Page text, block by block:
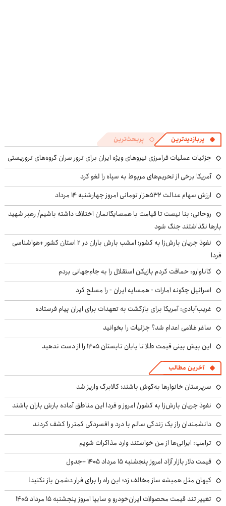
پربازدیدترین پربحث‌ترین
جزئیات عملیات فرامرزی نیروهای ویژه ایران برای ترور سران گروه‌های تروریستی
آمریکا برخی از تحریم‌های مربوط به سپاه را لغو کرد
ارزش سهام عدالت ۵۳۲هزار تومانی امروز چهارشنبه ۱۴ مرداد
روحانی: بنا نیست تا قیامت با همسایگانمان اختلاف داشته باشیم/ رهبر شهید
بارها نگذاشتند جنگ شود
نفوذ جریان بارش‌زا به کشور؛ امشب بارش باران در ۲ استان کشور +هواشناسی
فردا
کاناوارو: حماقت کردم بازیکن استقلال را به جام‌جهانی بردم
اسرائیل چگونه امارات - همسایه ایران - را مسلح کرد
غریب‌آبادی: آمریکا برای بازگشت به تعهدات برای ایران پیام فرستاده
ساغر غلامی اعدام شد؟ جزئیات را بخوانید
این پیش بینی قیمت طلا تا پایان تابستان ۱۴۰۵ را از دست ندهید
آخرین مطالب
سرپرستان خانوارها به‌گوش باشند؛ کالابرگ واریز شد
نفوذ جریان بارش‌زا به کشور/ امروز و فردا این مناطق آماده بارش باران باشند
دانشمندان راز یک زندگی سالم با درد و افسردگی کمتر را کشف کردند
ترامپ: ایرانی‌ها از من خواستند وارد مذاکرات شویم
قیمت دلار بازار آزاد امروز پنجشنبه ۱۵ مرداد ۱۴۰۵ +جدول
کیهان مثل همیشه ساز مخالف زد؛ این راه را برای فرار دشمن باز نکنید!
تغییر تند قیمت محصولات ایران‌خودرو و سایپا امروز پنجشنبه ۱۵ مرداد ۱۴۰۵